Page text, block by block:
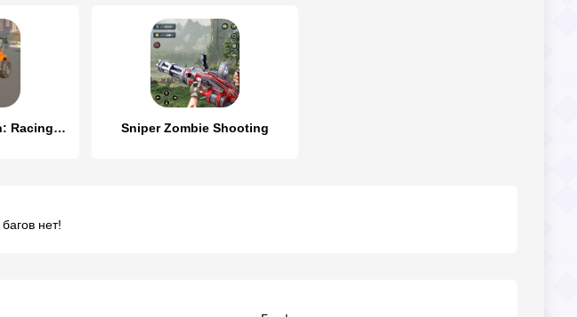
Zombie Cars Crush: Racing Die Sniper Zombie Shooting
нет!